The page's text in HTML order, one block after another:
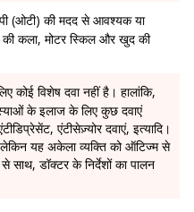
(ओटी) की मदद से आवश्यक या
की कला, मोटर स्किल और खुद की
विशेष दवा नहीं है। हालांकि,
के इलाज के लिए कुछ दवाएं
एंटीसेज़्योर दवाएं, इत्यादि।
यह अकेला व्यक्ति को ऑटिज्म से
डॉक्टर के निर्देशों का पालन